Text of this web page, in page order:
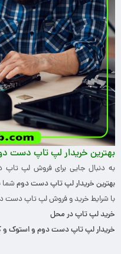
بهترین خریدار لپ تاپ دست
به دنبال جایی برای فروش لپ
بهترین خریدار لپ تاپ دست دوم شما
با شرایط خرید و فروش لپ تاپ دست
خرید لپ تاپ در محل
خریدار لپ تاپ دست دوم و استوک و